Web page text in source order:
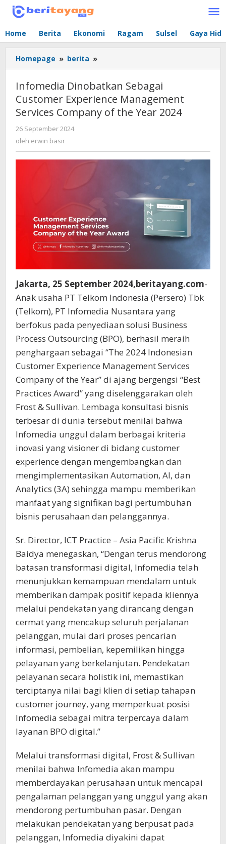
Lewati
Home Berita Ekonomi Ragam Sulsel Gaya
Homepage » berita »
Dinobatkan
Sebagai
Customer
Experience
Management
the
Infomedia Dinobatkan Sebagai
Customer Experience Management
Services Company of the Year 2024
26 September 2024
oleh erwin basir
Jakarta, 25 September 2024,beritayang.com-
Anak usaha PT Telkom Indonesia (Persero) Tbk
(Telkom), PT Infomedia Nusantara yang
berfokus pada penyediaan solusi Business
Process Outsourcing (BPO), berhasil meraih
penghargaan sebagai “The 2024 Indonesian
Customer Experience Management Services
Company of the Year” di ajang bergengsi “Best
Practices Award” yang diselenggarakan oleh
Frost & Sullivan. Lembaga konsultasi bisnis
terbesar di dunia tersebut menilai bahwa
Infomedia unggul dalam berbagai kriteria
inovasi yang visioner di bidang customer
experience dengan mengembangkan dan
mengimplementasikan Automation, AI, dan
Analytics (3A) sehingga mampu memberikan
manfaat yang signifikan bagi pertumbuhan
bisnis perusahaan dan pelanggannya.
Sr. Director, ICT Practice – Asia Pacific Krishna
Baidya menegaskan, “Dengan terus mendorong
batasan transformasi digital, Infomedia telah
menunjukkan kemampuan mendalam untuk
memberikan dampak positif kepada kliennya
melalui pendekatan yang dirancang dengan
cermat yang mencakup seluruh perjalanan
pelanggan, mulai dari proses pencarian
informasi, pembelian, kepemilikan hingga
pelayanan yang berkelanjutan. Pendekatan
pelayanan secara holistik ini, memastikan
terciptanya nilai bagi klien di setiap tahapan
customer journey, yang memperkuat posisi
Infomedia sebagai mitra terpercaya dalam
layanan BPO digital.”
Melalui transformasi digital, Frost & Sullivan
menilai bahwa Infomedia akan mampu
memberdayakan perusahaan untuk mencapai
pengalaman pelanggan yang unggul yang akan
mendorong pertumbuhan pasar. Dengan
melakukan pendekatan yang berpusat pada
pelanggan, Infomedia diyakini dapat